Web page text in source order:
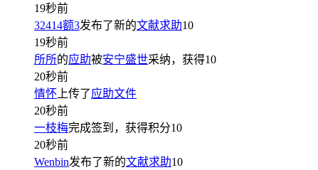
19秒前
32414额3发布了新的文献求助10
19秒前
所所的应助被安宁盛世采纳，获得10
20秒前
情怀 上传了应助文件
20秒前
一枝梅完成签到，获得积分10
20秒前
Wenbin发布了新的文献求助10